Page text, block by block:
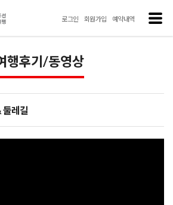
로그인 회원가입 예약내역
행후기/동영상
둘레길